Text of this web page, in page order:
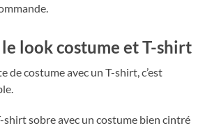
look costume et T-shirt
de costume avec un T-shirt, c’est
shirt sobre avec un costume bien cintré